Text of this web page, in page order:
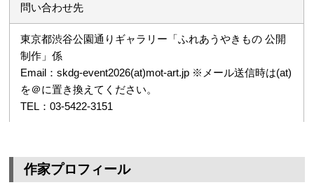
問い合わせ先
東京都渋谷公園通りギャラリー「ふれあうやきもの 公開
制作」係
Email：skdg-event2026(at)mot-art.jp ※メール送信時は(at)
を＠に置き換えてください。
TEL：03-5422-3151
作家プロフィール